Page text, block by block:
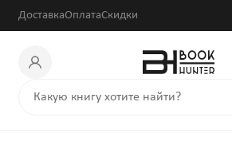
ДоставкаОплатаСкидки